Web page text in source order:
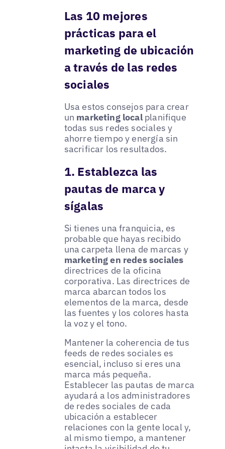
Las 10 mejores
prácticas para el
marketing de ubicación
a través de las redes
sociales
Usa estos consejos para crear
un marketing localplanifique
todas sus redes sociales y
ahorre tiempo y energía sin
sacrificar los resultados.
1. Establezca las
pautas de marca y
sígalas
Si tienes una franquicia, es
probable que hayas recibido
una carpeta llena de marcas y
marketing en redes sociales
directrices de la oficina
corporativa. Las directrices de
marca abarcan todos los
elementos de la marca, desde
las fuentes y los colores hasta
la voz y el tono.
Mantener la coherencia de tus
feeds de redes sociales es
esencial, incluso si eres una
marca más pequeña.
Establecer las pautas de marca
ayudará a los administradores
de redes sociales de cada
ubicación a establecer
relaciones con la gente local y,
al mismo tiempo, a mantener